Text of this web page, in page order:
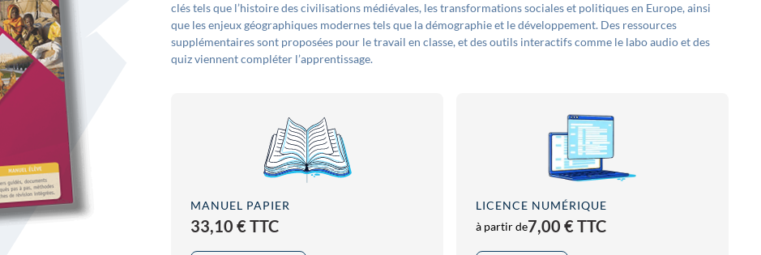
clés tels que l’histoire des civilisations médiévales, les transformations sociales et politiques en Europe, ainsi
que les enjeux géographiques modernes tels que la démographie et le développement. Des ressources
supplémentaires sont proposées pour le travail en classe, et des outils interactifs comme le labo audio et des
quiz viennent compléter l’apprentissage.
MANUEL PAPIER
33,10 € TTC
LICENCE NUMÉRIQUE
à partir de7,00 € TTC